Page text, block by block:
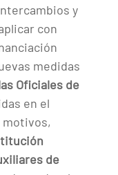
y
con
medidas
Oficiales de
en el
de